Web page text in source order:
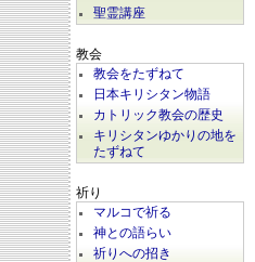
聖霊講座
教会
教会をたずねて
日本キリシタン物語
カトリック教会の歴史
キリシタンゆかりの地を
たずねて
祈り
マルコで祈る
神との語らい
祈りへの招き